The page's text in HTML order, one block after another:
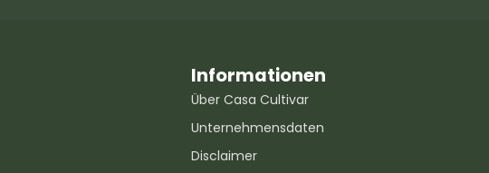
Informationen
Über Casa Cultivar
Unternehmensdaten
Disclaimer